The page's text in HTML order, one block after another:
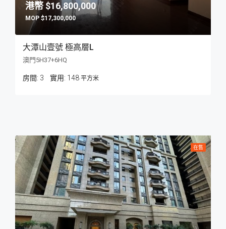
$16,800,000
$17,300,000
大潭山壹號 極高層L
澳門5H37+6HQ
房間: 3 148 平方米
在售